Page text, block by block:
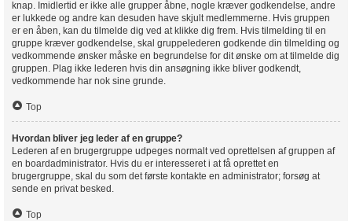
knap. Imidlertid er ikke alle grupper åbne, nogle kræver godkendelse, andre
er lukkede og andre kan desuden have skjult medlemmerne. Hvis gruppen
er en åben, kan du tilmelde dig ved at klikke dig frem. Hvis tilmelding til en
gruppe kræver godkendelse, skal gruppelederen godkende din tilmelding og
vedkommende ønsker måske en begrundelse for dit ønske om at tilmelde dig
gruppen. Plag ikke lederen hvis din ansøgning ikke bliver godkendt,
vedkommende har nok sine grunde.
Top
Hvordan bliver jeg leder af en gruppe?
Lederen af en brugergruppe udpeges normalt ved oprettelsen af gruppen af
en boardadministrator. Hvis du er interesseret i at få oprettet en
brugergruppe, skal du som det første kontakte en administrator; forsøg at
sende en privat besked.
Top